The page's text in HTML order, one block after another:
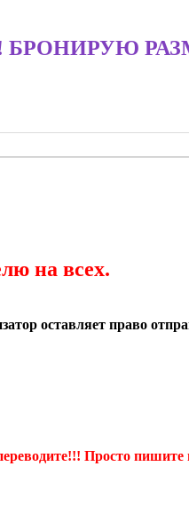
БРОНИРУЮ
на всех.
оставляет право
Просто пишите